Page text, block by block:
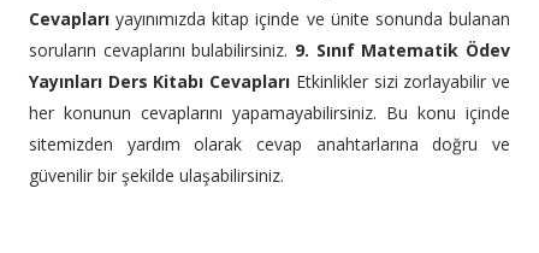
Cevaplarıyayınımızda kitap içinde ve ünite sonunda bulanan
soruların cevaplarını bulabilirsiniz. 9. Sınıf Matematik Ödev
Yayınları Ders Kitabı Cevapları Etkinlikler sizi zorlayabilir ve
her konunun cevaplarını yapamayabilirsiniz. Bu konu içinde
sitemizden yardım olarak cevap anahtarlarına doğru ve
güvenilir bir şekilde ulaşabilirsiniz.